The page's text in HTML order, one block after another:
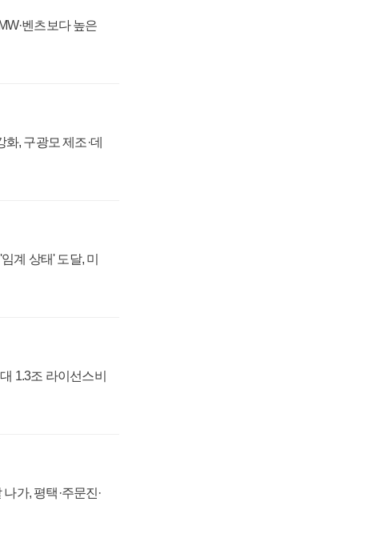
벤츠보다 높은
, 구광모 제조·데
계 상태' 도달, 미
1.3조 라이선스비
가, 평택·주문진·